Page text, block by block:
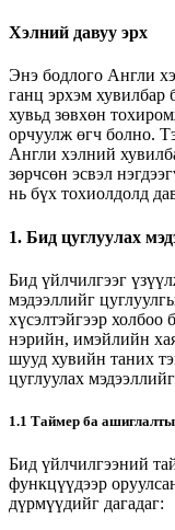
Хэлний давуу эрх
Энэ бодлого Англи
ганц эрхэм
хувьд зөвхөн
орчуулж өгч болно.
Англи хэлний
зөрчсөн эсвэл
нь бүх тохиолдолд
1. Бид цуглуулах
Бид үйлчилгээг
мэдээллийг
хүсэлтэйгээр холбоо
нэрийн, имэйлийн
шууд хувийн таних
цуглуулах
1.1 Таймер ба
Бид үйлчилгээний
функцүүдээр
дүрмүүдийг дагадаг: